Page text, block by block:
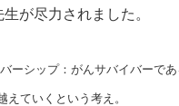
が尽力されました。
ーシップ：がんサバイバーで
えていくという考え。